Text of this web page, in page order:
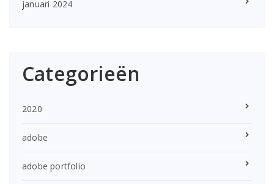
januari 2024
Categorieën
2020
adobe
adobe portfolio